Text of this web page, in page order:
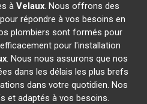
à Velaux. Nous offrons des
répondre à vos besoins en
plombiers sont formés pour
pour l'installation
. Nous nous assurons que nos
dans les délais les plus brefs
dans votre quotidien. Nos
et adaptés à vos besoins.